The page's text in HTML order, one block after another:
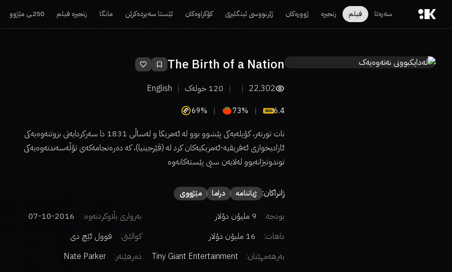
سەرەتا فیلم زنجیرە ژوورەکان ژێرنووسی ئینگلیزی کۆکراوەکان ئێستا سەیردەکرێن مانگا زنجیرە فیلم 250ـی مێژوو
The Birth of a Nation
22,302
120 خولەک English
6.4
73%
69%
نات تورنەر، کۆیلەیەکی پێشوو بوو لە ئەمریکا و لەساڵی 1831 دا سەرکردایەتی بزوتنەوەیەکی
ئازادیخوازی ئەفریقیە-ئەمریکیەکان کرد لە (ڤێرجینیا)، کە دەرەنجامەکەی تۆڵەسەندنەوەیەکی
توندوتیژانەبوو لەلایەن سپی پێستەکانەوە
ژانراکان: ژیاننامە دراما مێژووی
بودجە: 9 ملیۆن دۆلار بەرواری بڵاوکردنەوە:
2016-10-07
داهات:
16 ملیۆن دۆلار کوالێتی:
فوول ئێچ دی
بەرهەمهێنان:
Tiny Giant Entertainment دەرهێنەر:
Nate Parker